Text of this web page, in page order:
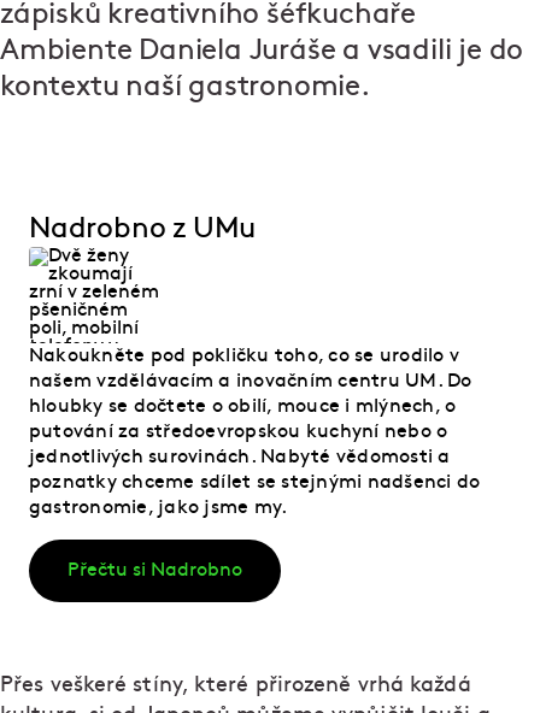
zápisků kreativního šéfkuchaře
Ambiente Daniela Juráše a vsadili je do
kontextu naší gastronomie.
Nadrobno z UMu
Nakoukněte pod pokličku toho, co se urodilo v
našem vzdělávacím a inovačním centru UM. Do
hloubky se dočtete o obilí, mouce i mlýnech, o
putování za středoevropskou kuchyní nebo o
jednotlivých surovinách. Nabyté vědomosti a
poznatky chceme sdílet se stejnými nadšenci do
gastronomie, jako jsme my.
Přečtu si Nadrobno
Přes veškeré stíny, které přirozeně vrhá každá